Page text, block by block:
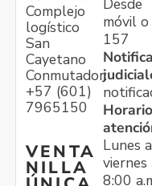
Complejo
logístico
San
Cayetano
Conmutador:
+57 (601)
7965150
VENTA
NILLA
móvil
157
Lunes a
viernes
8:00